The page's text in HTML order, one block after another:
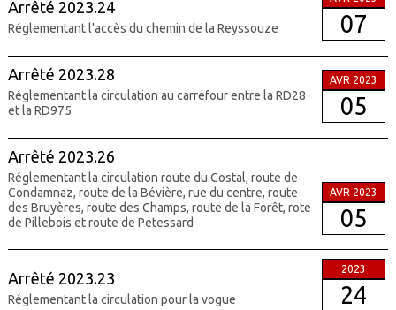
Arrêté 2023.24
Réglementant l'accès du chemin de la Reyssouze 07
Arrêté 2023.28
Réglementant la circulation au carrefour entre la RD28
et la RD975
AVR 2023
05
Arrêté 2023.26
Réglementant la circulation route du Costal, route de
Condamnaz, route de la Bévière, rue du centre, route
des Bruyères, route des Champs, route de la Forêt, rote
de Pillebois et route de Petessard
AVR 2023
05
Arrêté 2023.23
Réglementant la circulation pour la vogue
2023
24